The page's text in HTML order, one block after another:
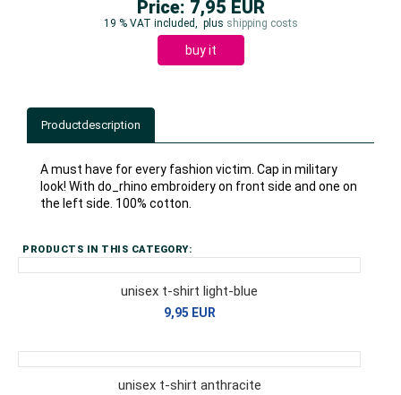
Price: 7,95 EUR
19 % VAT included, plus shipping costs
buy it
Productdescription
A must have for every fashion victim. Cap in military
look! With do_rhino embroidery on front side and one on
the left side. 100% cotton.
PRODUCTS IN THIS CATEGORY:
unisex t-shirt light-blue
9,95 EUR
unisex t-shirt anthracite